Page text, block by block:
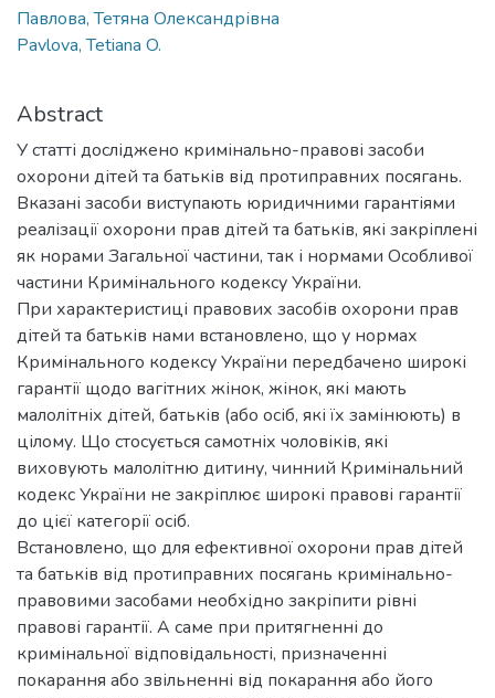
Павлова, Тетяна Олександрівна
Pavlova, Tetiana O.
Abstract
У статті досліджено кримінально-правові засоби
охорони дітей та батьків від протиправних посягань.
Вказані засоби виступають юридичними гарантіями
реалізації охорони прав дітей та батьків, які закріплені
як норами Загальної частини, так і нормами Особливої
частини Кримінального кодексу України.
При характеристиці правових засобів охорони прав
дітей та батьків нами встановлено, що у нормах
Кримінального кодексу України передбачено широкі
гарантії щодо вагітних жінок, жінок, які мають
малолітніх дітей, батьків (або осіб, які їх замінюють) в
цілому. Що стосується самотніх чоловіків, які
виховують малолітню дитину, чинний Кримінальний
кодекс України не закріплює широкі правові гарантії
до цієї категорії осіб.
Встановлено, що для ефективної охорони прав дітей
та батьків від протиправних посягань кримінально-
правовими засобами необхідно закріпити рівні
правові гарантії. А саме при притягненні до
кримінальної відповідальності, призначенні
покарання або звільненні від покарання або його